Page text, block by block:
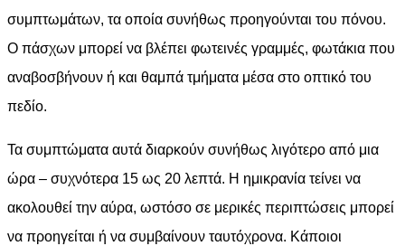
συμπτωμάτων, τα οποία συνήθως προηγούνται του πόνου.
Ο πάσχων μπορεί να βλέπει φωτεινές γραμμές, φωτάκια που
αναβοσβήνουν ή και θαμπά τμήματα μέσα στο οπτικό του
πεδίο.
Τα συμπτώματα αυτά διαρκούν συνήθως λιγότερο από μια
ώρα – συχνότερα 15 ως 20 λεπτά. Η ημικρανία τείνει να
ακολουθεί την αύρα, ωστόσο σε μερικές περιπτώσεις μπορεί
να προηγείται ή να συμβαίνουν ταυτόχρονα. Κάποιοι